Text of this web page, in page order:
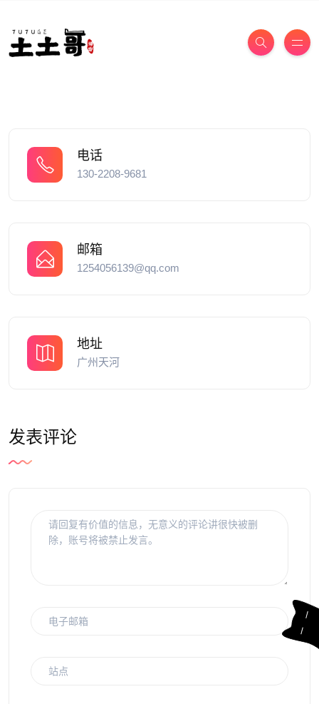
电话
130-2208-9681
邮箱
1254056139@qq.com
地址
广州天河
发表评论